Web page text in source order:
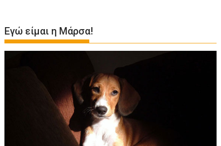
Εγώ είμαι η Μάρσα!